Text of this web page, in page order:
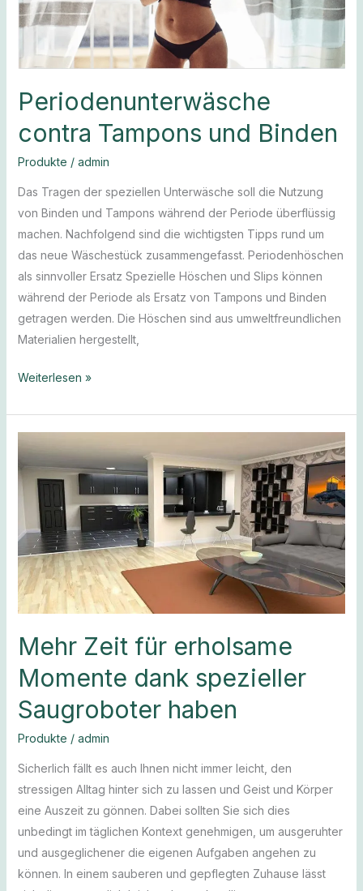
Periodenunterwäsche
contra Tampons und Binden
Produkte / admin
Das Tragen der speziellen Unterwäsche soll die Nutzung
von Binden und Tampons während der Periode überflüssig
machen. Nachfolgend sind die wichtigsten Tipps rund um
das neue Wäschestück zusammengefasst. Periodenhöschen
als sinnvoller Ersatz Spezielle Höschen und Slips können
während der Periode als Ersatz von Tampons und Binden
getragen werden. Die Höschen sind aus umweltfreundlichen
Materialien hergestellt,
contra
Tampons
Weiterlesen »
Mehr Zeit für erholsame
Momente dank spezieller
Saugroboter haben
Produkte / admin
Sicherlich fällt es auch Ihnen nicht immer leicht, den
stressigen Alltag hinter sich zu lassen und Geist und Körper
eine Auszeit zu gönnen. Dabei sollten Sie sich dies
unbedingt im täglichen Kontext genehmigen, um ausgeruhter
und ausgeglichener die eigenen Aufgaben angehen zu
können. In einem sauberen und gepflegten Zuhause lässt
Mehr
Zeit
für
erholsame
Momente
dank
spezieller
Saugroboter
haben